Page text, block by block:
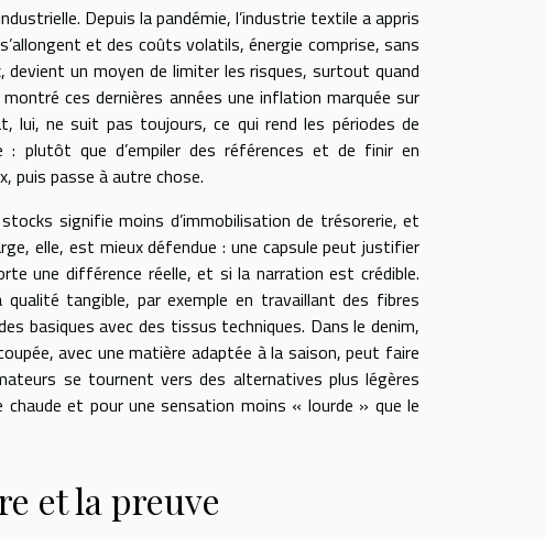
Depuis la pandémie, l’industrie textile a appris
et des coûts volatils, énergie comprise, sans
devient un moyen de limiter les risques, surtout quand
ces dernières années une inflation marquée sur
lui, ne suit pas toujours, ce qui rend les périodes de
: plutôt que d’empiler des références et de finir en
puis passe à autre chose.
signifie moins d’immobilisation de trésorerie, et
elle, est mieux défendue : une capsule peut justifier
une différence réelle, et si la narration est crédible.
tangible, par exemple en travaillant des fibres
basiques avec des tissus techniques. Dans le denim,
avec une matière adaptée à la saison, peut faire
se tournent vers des alternatives plus légères
et pour une sensation moins « lourde » que le
et la preuve